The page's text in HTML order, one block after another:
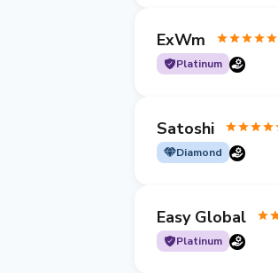
ExWm
Platinum
Satoshi
Diamond
Easy Global
Platinum